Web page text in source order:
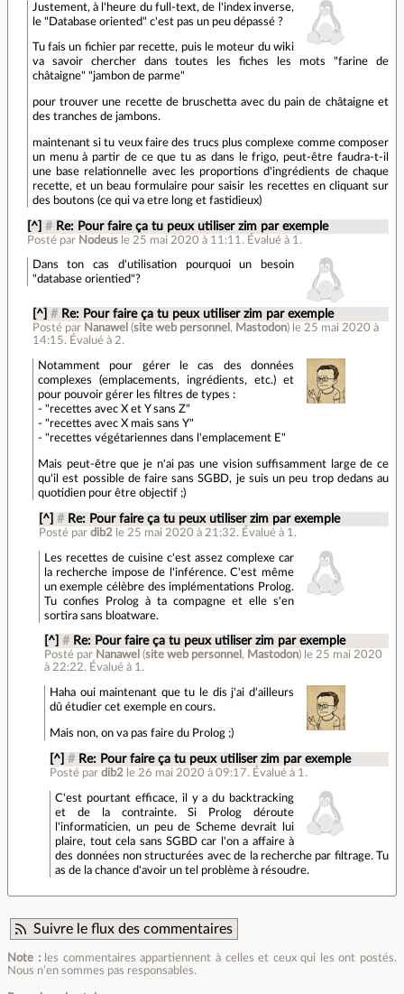
Justement, à l'heure du full-text, de l'index inverse,
le "Database oriented" c'est pas un peu dépassé ?
Tu fais un fichier par recette, puis le moteur du wiki
va savoir chercher dans toutes les fiches les mots "farine de
châtaigne" "jambon de parme"
pour trouver une recette de bruschetta avec du pain de châtaigne et
des tranches de jambons.
maintenant si tu veux faire des trucs plus complexe comme composer
un menu à partir de ce que tu as dans le frigo, peut-être faudra-t-il
une base relationnelle avec les proportions d'ingrédients de chaque
recette, et un beau formulaire pour saisir les recettes en cliquant sur
des boutons (ce qui va etre long et fastidieux)
[^] # Re: Pour faire ça tu peux utiliser zim par exemple
Posté par Nodeus le 25 mai 2020 à 11:11 . Évalué à 1 .
Dans ton cas d'utilisation pourquoi un besoin
"database orientied"?
[^] # Re: Pour faire ça tu peux utiliser zim par exemple
Posté par Nanawel (site web personnel , Mastodon) le 25 mai 2020 à
14:15. Évalué à2.
Notamment pour gérer le cas des données
complexes (emplacements, ingrédients, etc.) et
pour pouvoir gérer les filtres de types :
- "recettes avec X et Y sans Z"
- "recettes avec X mais sans Y"
- "recettes végétariennes dans l'emplacement E"
Mais peut-être que je n'ai pas une vision suffisamment large de ce
qu'il est possible de faire sans SGBD, je suis un peu trop dedans au
quotidien pour être objectif ;)
[^] # Re: Pour faire ça tu peux utiliser zim par exemple
Posté par dib2 le 25 mai 2020 à 21:32. Évalué à 1 .
Les recettes de cuisine c'est assez complexe car
la recherche impose de l'inférence. C'est même
un exemple célèbre des implémentations Prolog.
Tu confies Prolog à ta compagne et elle s'en
sortira sans bloatware.
[^] # Re: Pour faire ça tu peux utiliser zim par exemple
Posté par Nanawel (site web personnel , Mastodon) le 25 mai 2020
à 22:22.Évalué à 1.
Haha oui maintenant que tu le dis j'ai d'ailleurs
dû étudier cet exemple en cours.
Mais non, on va pas faire du Prolog ;)
[^] # Re: Pour faire ça tu peux utiliser zim par exemple
Posté pardib2 le 26 mai 2020 à 09:17. Évalué à 1 .
C'est pourtant efficace, il y a du backtracking
et de la contrainte. Si Prolog déroute
l'informaticien, un peu de Scheme devrait lui
plaire, tout cela sans SGBD car l'on a affaire à
des données non structurées avec de la recherche par filtrage. Tu
as de la chance d'avoir un tel problème à résoudre.
Suivre le flux des commentaires
Note :les commentaires appartiennent à celles et ceux qui les ont postés.
Nous n’en sommes pas responsables.